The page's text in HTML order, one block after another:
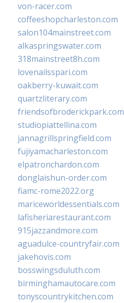
von-racer.com
coffeeshopcharleston.com
salon104mainstreet.com
alkaspringswater.com
318mainstreet8h.com
lovenailsspari.com
oakberry-kuwait.com
quartzliterary.com
friendsofbroderickpark.com
studiopiattellina.com
jannagrillspringfield.com
fujiyamacharleston.com
elpatronchardon.com
donglaishun-order.com
fiamc-rome2022.org
mariceworldessentials.com
lafisheriarestaurant.com
915jazzandmore.com
aguadulce-countryfair.com
jakehovis.com
bosswingsduluth.com
birminghamautocare.com
tonyscountrykitchen.com